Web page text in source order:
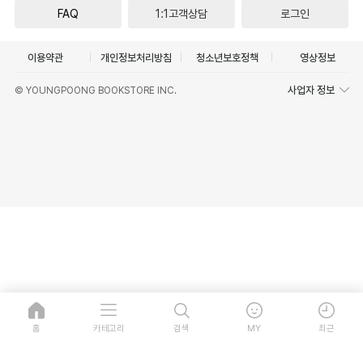
FAQ 1:1고객상담 로그인
이용약관 개인정보처리방침 청소년보호정책 영상정보
© YOUNGPOONG BOOKSTORE INC. 사업자 정보
홈 카테고리 검색 MY 최근